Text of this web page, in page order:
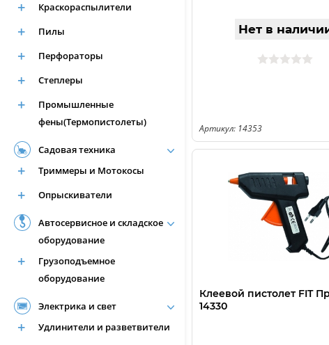
Краскораспылители
Пилы
Перфораторы
Степлеры
Промышленные
фены(Термопистолеты)
Садовая техника
Триммеры и Мотокосы
Опрыскиватели
Автосервисное и складское
оборудование
Грузоподъемное
оборудование
Электрика и свет
Удлинители и разветвители
Нет в
Артикул: 14353
Клеевой пистолет FIT
14330